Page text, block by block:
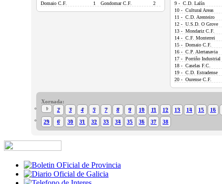
Domaio C.F.
1 Gondomar C.F. 2
9 - C.D. Lalín
10 - Cultural Areas
11 - C.D. Arenteiro
12 - U.S.D. O Grove
13 - Mondariz C.F.
14 - C.F. Monterrei
15 - Domaio C.F.
16 - C.P. Alertanavia
17 - Porriño Industrial
18 - Caselas F.C.
19 - C.D. Estradense
20 - Ourense C.F.
Xornada:
1 2 3 4 5 7 8 9 10 11 12 13 14 15
16
29
6 30 31 32 33 34 35 36 37 38